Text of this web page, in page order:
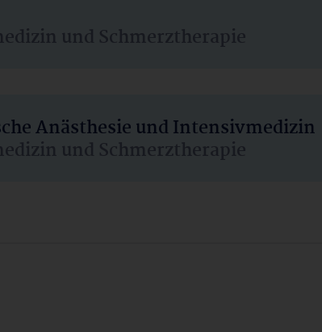
und Schmerztherapie
Anästhesie und Intensivmedizin
und Schmerztherapie